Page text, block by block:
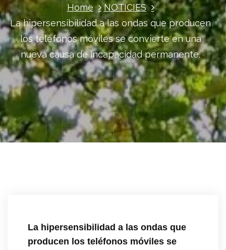
Home
NOTICIES
La hipersensibilidad a las ondas que producen
los teléfonos móviles se convierte en una
nueva causa de incapacidad permanente.
La hipersensibilidad a las ondas que
producen los teléfonos móviles se